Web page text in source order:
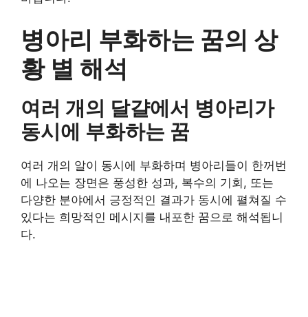
병아리 부화하는 꿈의 상
황 별 해석
여러 개의 달걀에서 병아리가
동시에 부화하는 꿈
여러 개의 알이 동시에 부화하며 병아리들이 한꺼번
에 나오는 장면은 풍성한 성과, 복수의 기회, 또는
다양한 분야에서 긍정적인 결과가 동시에 펼쳐질 수
있다는 희망적인 메시지를 내포한 꿈으로 해석됩니
다.